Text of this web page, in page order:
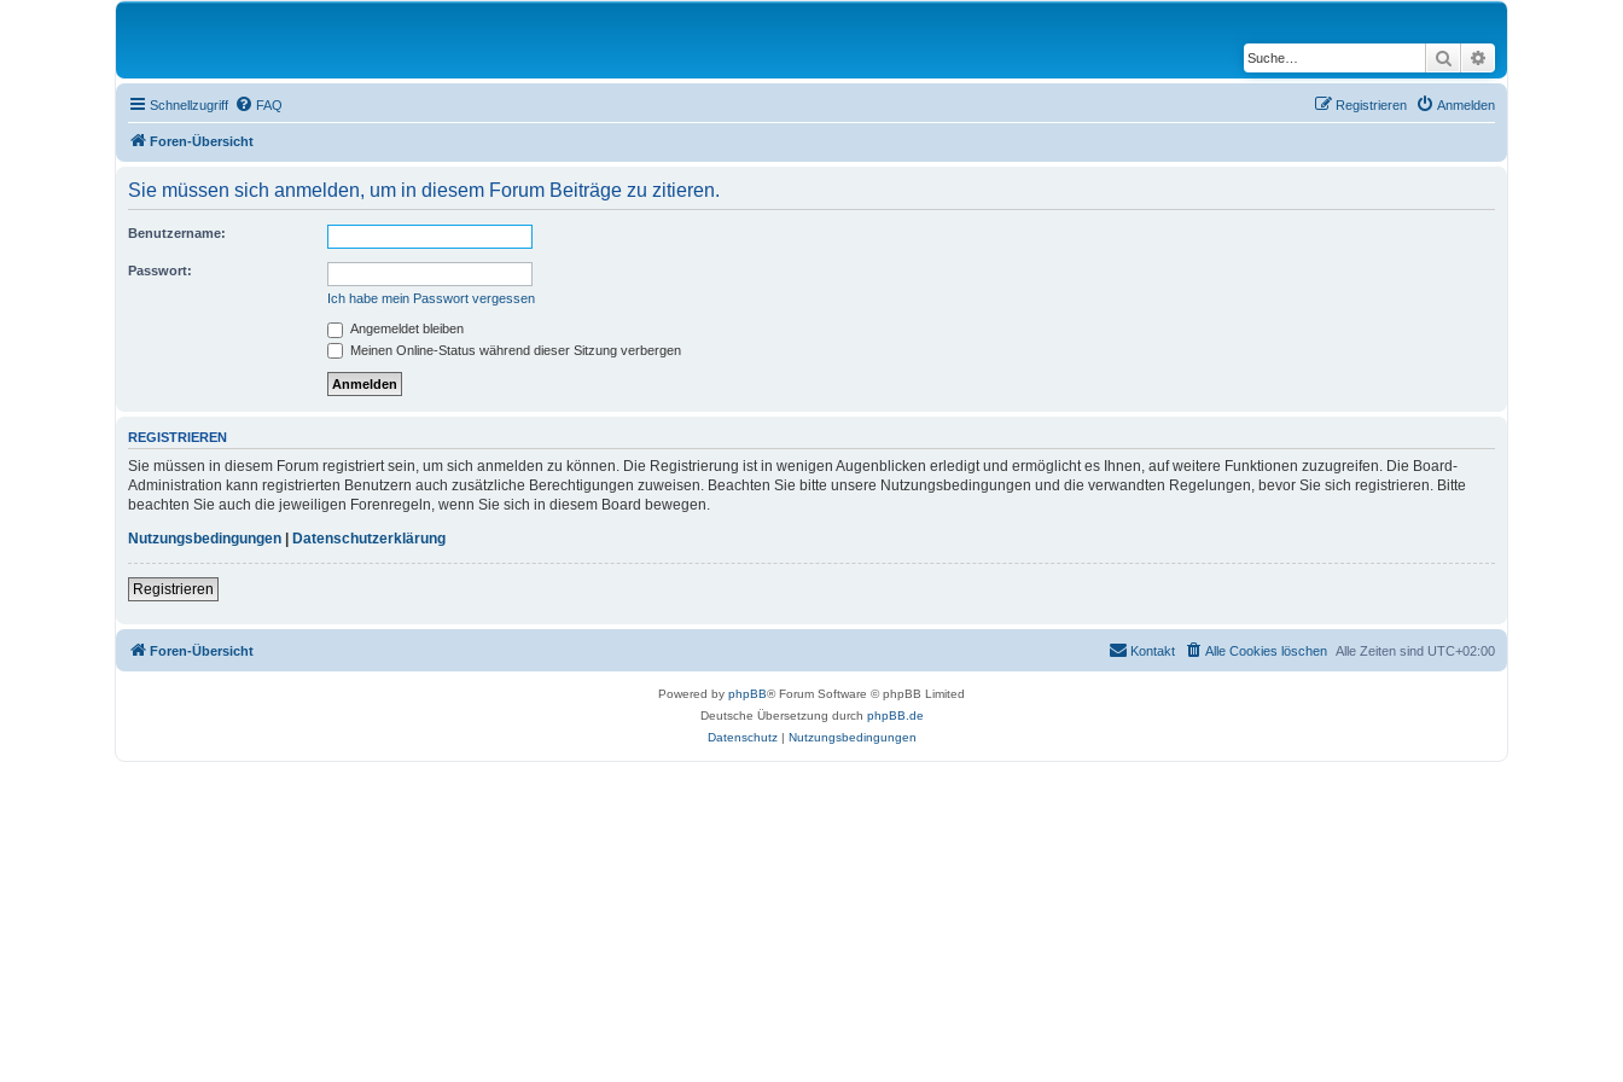
Suche
Schnellzugriff FAQ Anmelden
Registrieren
Foren-Übersicht
Sie müssen sich anmelden, um in diesem Forum Beiträge zu zitieren.
Benutzername:
Passwort:
Ich habe mein Passwort vergessen
Angemeldet bleiben
Meinen Online-Status während dieser Sitzung verbergen
REGISTRIEREN
Sie müssen in diesem Forum registriert sein, um sich anmelden zu können. Die Registrierung ist in wenigen Augenblicken erledigt und ermöglicht es Ihnen, auf weitere Funktionen zuzugreifen. Die Board-
Administration kann registrierten Benutzern auch zusätzliche Berechtigungen zuweisen. Beachten Sie bitte unsere Nutzungsbedingungen und die verwandten Regelungen, bevor Sie sich registrieren. Bitte
beachten Sie auch die jeweiligen Forenregeln, wenn Sie sich in diesem Board bewegen.
Nutzungsbedingungen | Datenschutzerklärung
Registrieren
Foren-Übersicht Alle Zeiten sind UTC+02:00
Alle Cookies löschen
Kontakt
Powered by phpBB® Forum Software © phpBB Limited
Deutsche Übersetzung durch phpBB.de
Datenschutz| Nutzungsbedingungen